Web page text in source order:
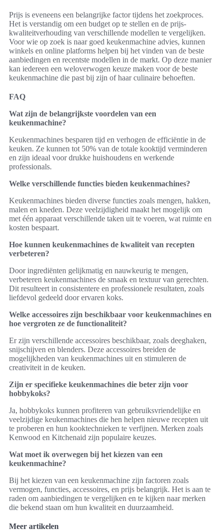
Prijs is eveneens een belangrijke factor tijdens het zoekproces.
Het is verstandig om een budget op te stellen en de prijs-
kwaliteitverhouding van verschillende modellen te vergelijken.
Voor wie op zoek is naar goed keukenmachine advies, kunnen
winkels en online platforms helpen bij het vinden van de beste
aanbiedingen en recentste modellen in de markt. Op deze manier
kan iedereen een weloverwogen keuze maken voor de beste
keukenmachine die past bij zijn of haar culinaire behoeften.
FAQ
Wat zijn de belangrijkste voordelen van een
keukenmachine?
Keukenmachines besparen tijd en verhogen de efficiëntie in de
keuken. Ze kunnen tot 50% van de totale kooktijd verminderen
en zijn ideaal voor drukke huishoudens en werkende
professionals.
Welke verschillende functies bieden keukenmachines?
Keukenmachines bieden diverse functies zoals mengen, hakken,
malen en kneden. Deze veelzijdigheid maakt het mogelijk om
met één apparaat verschillende taken uit te voeren, wat ruimte en
kosten bespaart.
Hoe kunnen keukenmachines de kwaliteit van recepten
verbeteren?
Door ingrediënten gelijkmatig en nauwkeurig te mengen,
verbeteren keukenmachines de smaak en textuur van gerechten.
Dit resulteert in consistentere en professionele resultaten, zoals
liefdevol gedeeld door ervaren koks.
Welke accessoires zijn beschikbaar voor keukenmachines en
hoe vergroten ze de functionaliteit?
Er zijn verschillende accessoires beschikbaar, zoals deeghaken,
snijschijven en blenders. Deze accessoires breiden de
mogelijkheden van keukenmachines uit en stimuleren de
creativiteit in de keuken.
Zijn er specifieke keukenmachines die beter zijn voor
hobbykoks?
Ja, hobbykoks kunnen profiteren van gebruiksvriendelijke en
veelzijdige keukenmachines die hen helpen nieuwe recepten uit
te proberen en hun kooktechnieken te verfijnen. Merken zoals
Kenwood en Kitchenaid zijn populaire keuzes.
Wat moet ik overwegen bij het kiezen van een
keukenmachine?
Bij het kiezen van een keukenmachine zijn factoren zoals
vermogen, functies, accessoires, en prijs belangrijk. Het is aan te
raden om aanbiedingen te vergelijken en te kijken naar merken
die bekend staan om hun kwaliteit en duurzaamheid.
Meer artikelen